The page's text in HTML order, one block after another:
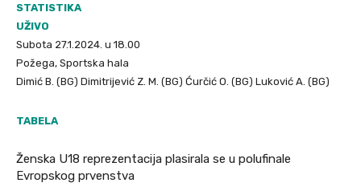
STATISTIKA
UŽIVO
Subota 27.1.2024. u 18.00
Požega, Sportska hala
Dimić B. (BG) Dimitrijević Z. M. (BG) Ćurčić O. (BG) Luković A. (BG)
TABELA
Ženska U18 reprezentacija plasirala se u polufinale
Evropskog prvenstva